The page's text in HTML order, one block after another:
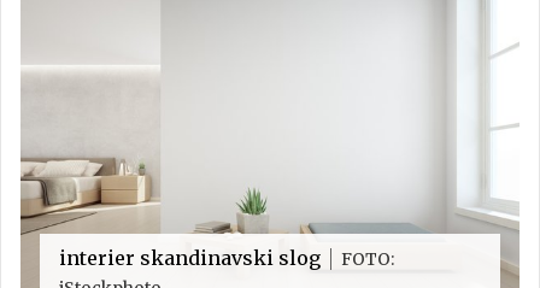
interier skandinavski slog
FOTO: